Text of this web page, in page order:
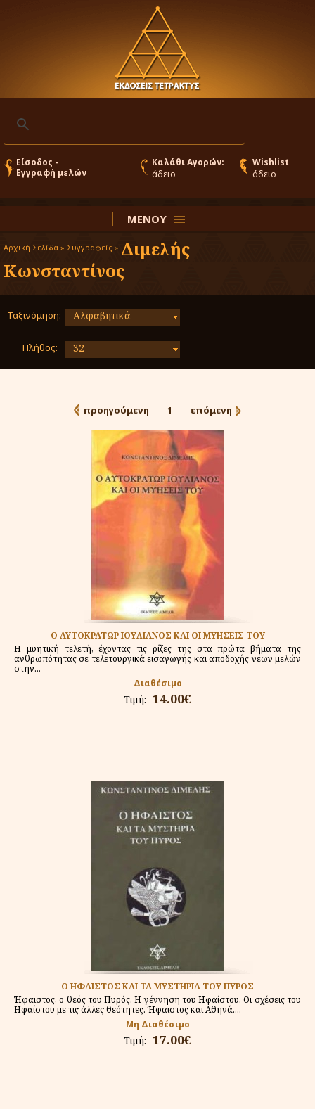
Είσοδος -
Εγγραφή μελών
Καλάθι Αγορών:
άδειο
Wishlist
άδειο
ΜΕΝΟΥ
Αρχική Σελίδα » Συγγραφείς » Διμελής
Κωνσταντίνος
Ταξινόμηση: Αλφαβητικά
Πλήθος: 32
προηγούμενη 1 επόμενη
Ο ΑΥΤΟΚΡΑΤΩΡ ΙΟΥΛΙΑΝΟΣ ΚΑΙ ΟΙ ΜΥΗΣΕΙΣ ΤΟΥ
Η μυητική τελετή, έχοντας τις ρίζες της στα πρώτα βήματα της
ανθρωπότητας σε τελετουργικά εισαγωγής και αποδοχής νέων μελών
στην...
Διαθέσιμο
Τιμή: 14.00€
Ο ΗΦΑΙΣΤΟΣ ΚΑΙ ΤΑ ΜΥΣΤΗΡΙΑ ΤΟΥ ΠΥΡΟΣ
Ήφαιστος, ο θεός του Πυρός. Η γέννηση του Ηφαίστου. Οι σχέσεις του
Ηφαίστου με τις άλλες θεότητες. Ήφαιστος και Αθηνά....
Μη Διαθέσιμο
Τιμή: 17.00€